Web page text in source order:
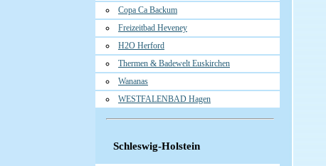
Copa Ca Backum
Freizeitbad Heveney
H2O Herford
Thermen & Badewelt Euskirchen
Wananas
WESTFALENBAD Hagen
Schleswig-Holstein